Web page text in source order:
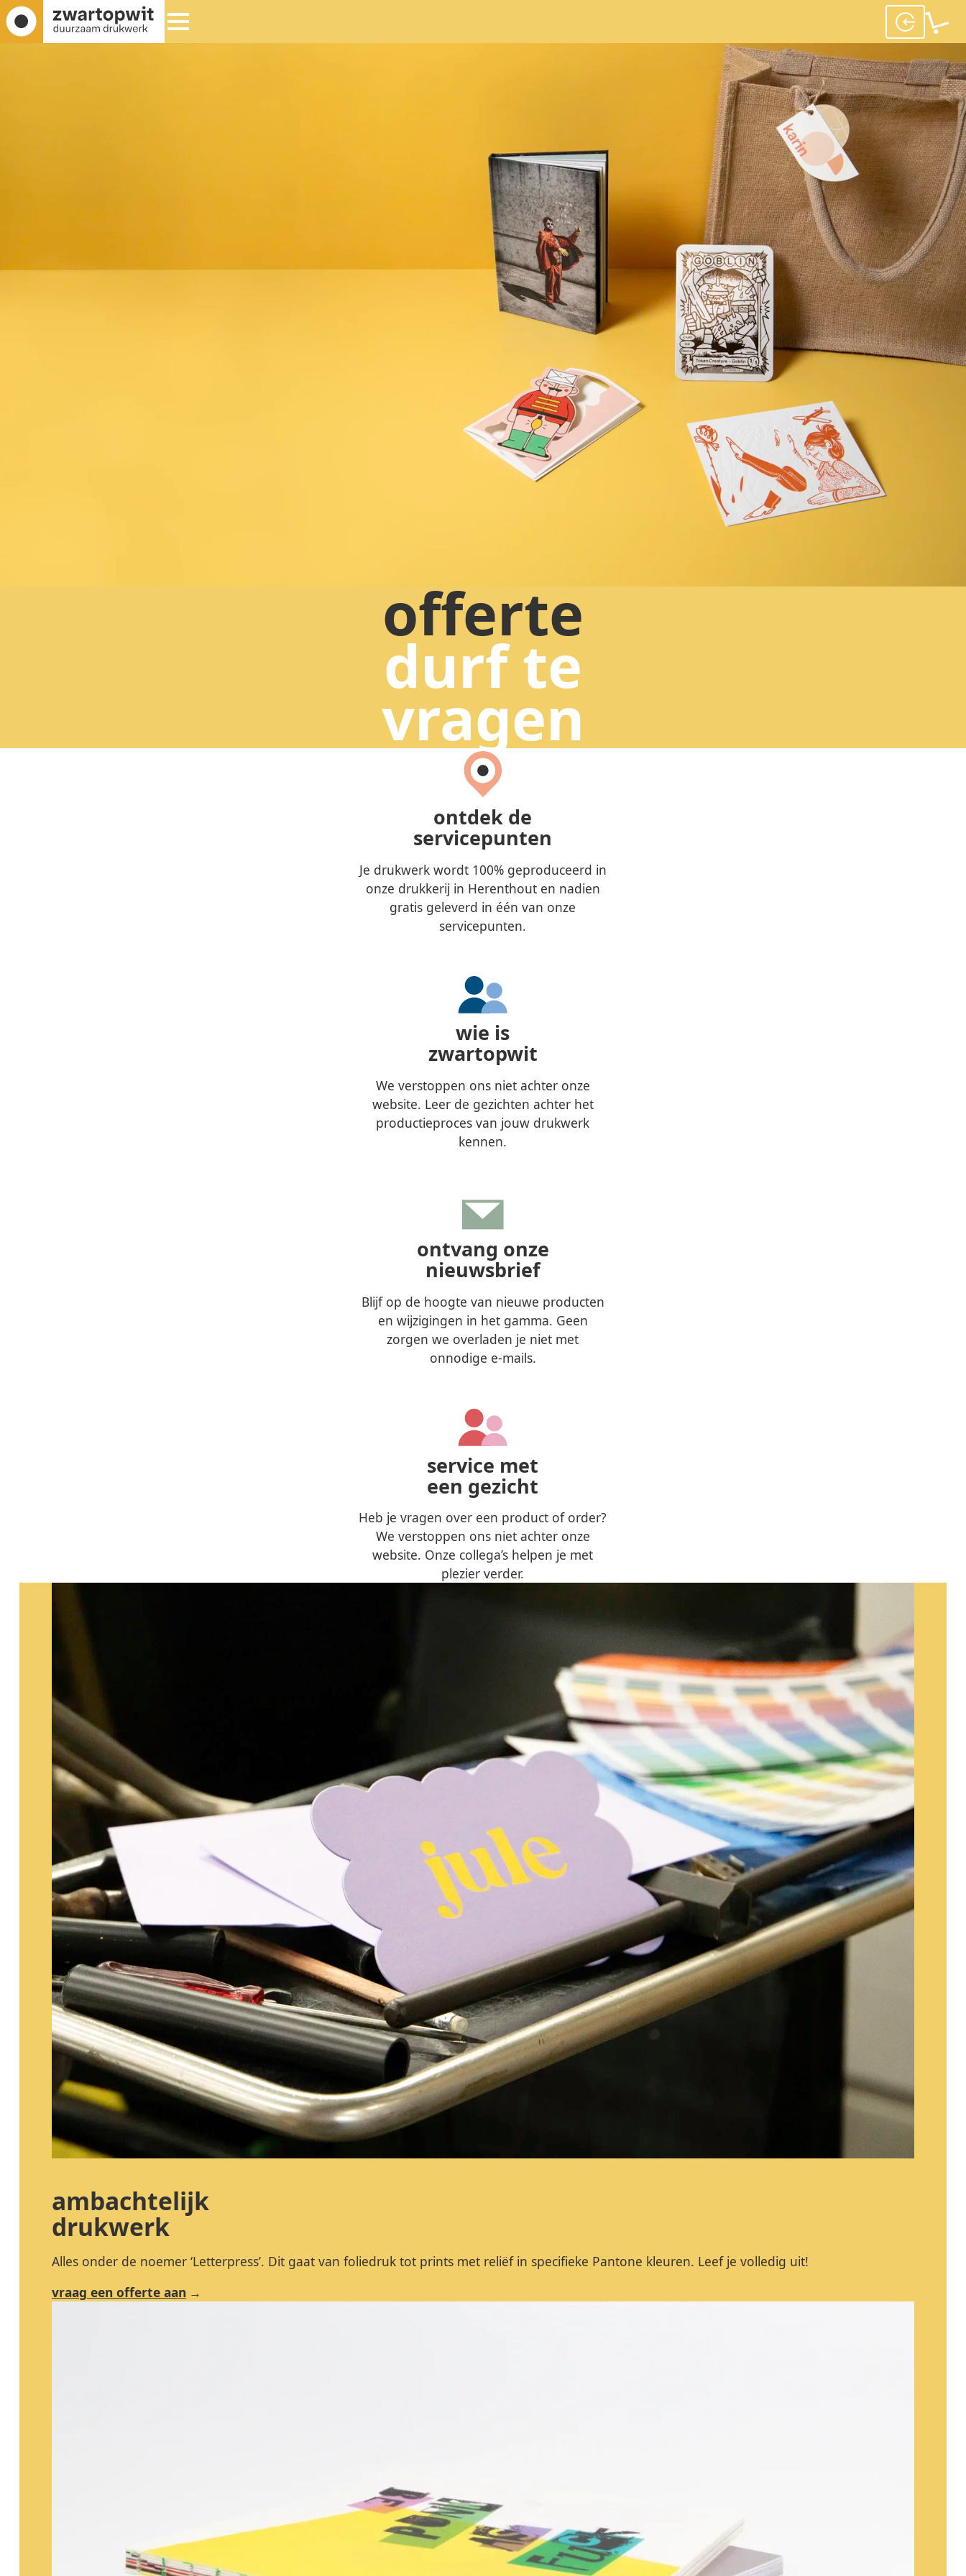
offerte
durf te
vragen
ontdek de
servicepunten
Je drukwerk wordt 100% geproduceerd in
onze drukkerij in Herenthout en nadien
gratis geleverd in één van onze
servicepunten.
wie is
zwartopwit
We verstoppen ons niet achter onze
website. Leer de gezichten achter het
productieproces van jouw drukwerk
kennen.
ontvang onze
nieuwsbrief
Blijf op de hoogte van nieuwe producten
en wijzigingen in het gamma. Geen
zorgen we overladen je niet met
onnodige e-mails.
service met
een gezicht
Heb je vragen over een product of order?
We verstoppen ons niet achter onze
website. Onze collega’s helpen je met
plezier verder.
ambachtelijk
drukwerk
Alles onder de noemer ‘Letterpress’. Dit gaat van foliedruk tot prints met reliëf in specifieke Pantone kleuren. Leef je volledig uit!
vraag een offerte aan